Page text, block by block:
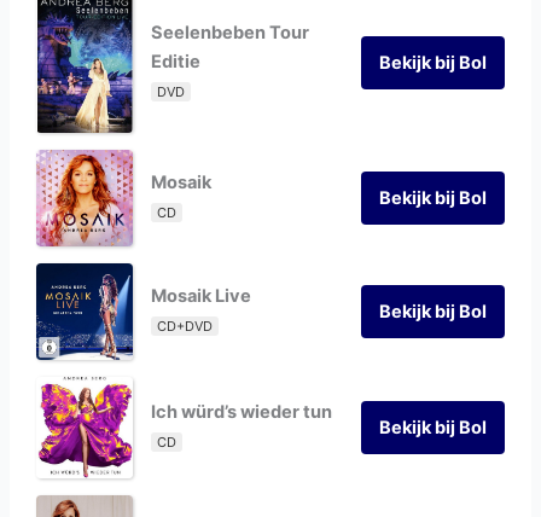
Seelenbeben Tour
Editie
DVD
Bekijk bij Bol
Mosaik
CD
Bekijk bij Bol
Mosaik Live
CD+DVD
Bekijk bij Bol
Ich würd’s wieder tun
CD
Bekijk bij Bol